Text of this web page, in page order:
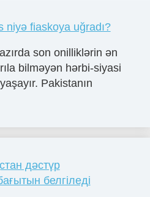
niyə fiaskoya uğradı?
son onilliklərin ən
bilməyən hərbi-siyasi
Pakistanın
дәстүр
белгіледі